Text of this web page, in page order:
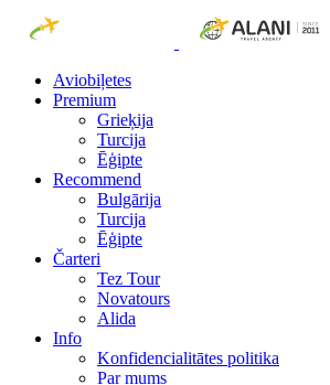
Aviobiļetes
Premium
Grieķija
Turcija
Ēģipte
Recommend
Bulgārija
Turcija
Ēģipte
Čarteri
Tez Tour
Novatours
Alida
Info
Konfidencialitātes politika
Par mums